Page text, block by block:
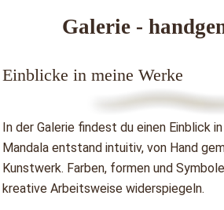
Galerie -
Einblicke in meine Werke
In der Galerie findest du einen Einblick
Mandala entstand intuitiv, von Hand
Kunstwerk. Farben, formen und
kreative Arbeitsweise widerspiegeln.